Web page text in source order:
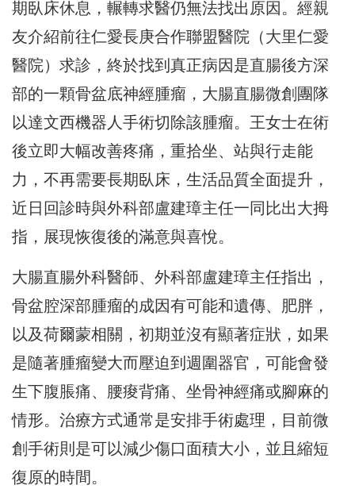
期臥床休息， 輾轉求醫仍無法找出原因。經親
友介紹前往仁愛長庚合作聯盟醫院（大里仁愛
醫院）求診， 終於找到真正病因是直腸後方深
部的一顆骨盆底神經腫瘤， 大腸直腸微創團隊
以達文西機器人手術切除該腫瘤。 王女士在術
後立即大幅改善疼痛，重拾坐、站與行走能
力， 不再需要長期臥床，生活品質全面提升，
近日回診時與外科部盧建璋主任一同比出大拇
指， 展現恢復後的滿意與喜悅。
大腸直腸外科醫師、外科部盧建璋主任指出，
骨盆腔深部腫瘤的成因有可能和遺傳、肥胖，
以及荷爾蒙相關，初期並沒有顯著症狀，如果
是隨著腫瘤變大而壓迫到週圍器官，可能會發
生下腹脹痛、 腰痠背痛、坐骨神經痛或腳麻的
情形。 治療方式通常是安排手術處理， 目前微
創手術則是可以減少傷口面積大小，並且縮短
復原的時間。